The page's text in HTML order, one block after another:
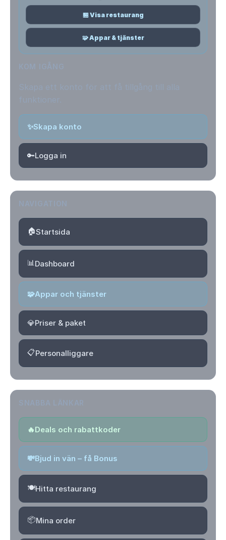
🏪 Visa restaurang
🧩 Appar & tjänster
✨Skapa konto
🔑Logga in
🏠Startsida
📊Dashboard
🧩Appar och tjänster
💎Priser & paket
📋Personalliggare
🔥Deals och rabattkoder
💸Bjud in vän – få Bonus
🍽️Hitta restaurang
📦Mina order